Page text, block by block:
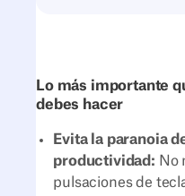
Lo más importante
debes hacer
Evita la paranoia
productividad: No
pulsaciones de